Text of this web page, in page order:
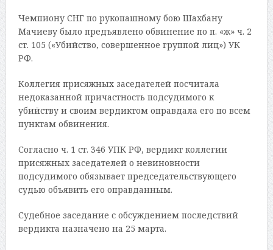
Чемпиону СНГ по рукопашному бою Шахбану
Мачиеву было предъявлено обвинение по п. «ж» ч. 2
ст. 105 («Убийство, совершенное группой лиц») УК
РФ.
Коллегия присяжных заседателей посчитала
недоказанной причастность подсудимого к
убийству и своим вердиктом оправдала его по всем
пунктам обвинения.
Согласно ч. 1 ст. 346 УПК РФ, вердикт коллегии
присяжных заседателей о невиновности
подсудимого обязывает председательствующего
судью объявить его оправданным.
Судебное заседание с обсуждением последствий
вердикта назначено на 25 марта.